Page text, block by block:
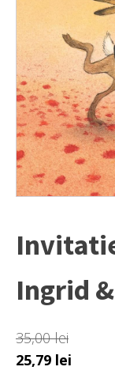
Ingrid
35,00lei
Prețul
25,79 lei